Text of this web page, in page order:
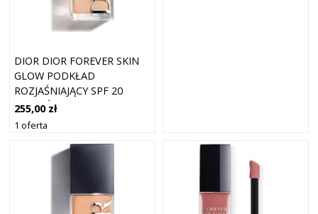
DIOR DIOR FOREVER SKIN
GLOW PODKŁAD
ROZJAŚNIAJĄCY SPF 20
ODCIEŃ 2.5 NEUTRAL 30 ML
255,00 zł
1 oferta